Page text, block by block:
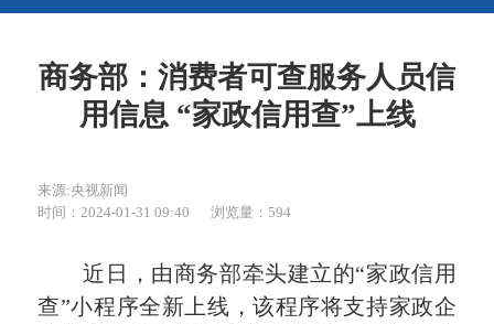
商务部：消费者可查服务人员信
用信息 “家政信用查”上线
来源:央视新闻
时间：2024-01-31 09:40
浏览量：594
近日，由商务部牵头建立的“家政信用
查”小程序全新上线，该程序将支持家政企